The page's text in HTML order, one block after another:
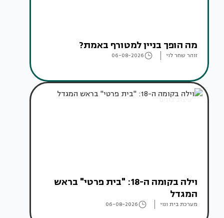
מה הופך בניין למטורף באמת?
זוהר שחר לוי 06-08-2026
עיצוב בתים
וילה בקומה ה-18: "בית פרטי" בראש
המגדל
מערכת בית ונוי 06-08-2026